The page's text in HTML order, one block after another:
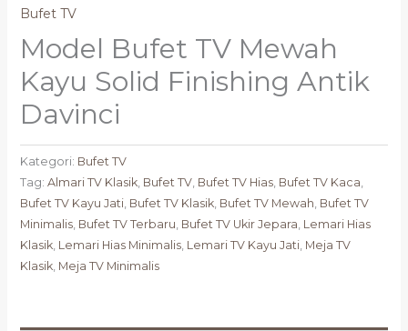
Bufet TV
Model Bufet TV Mewah
Kayu Solid Finishing Antik
Davinci
Kategori: Bufet TV
Tag: Almari TV Klasik, Bufet TV, Bufet TV Hias, Bufet TV Kaca,
Bufet TV Kayu Jati, Bufet TV Klasik, Bufet TV Mewah, Bufet TV
Minimalis, Bufet TV Terbaru, Bufet TV Ukir Jepara, Lemari Hias
Klasik, Lemari Hias Minimalis, Lemari TV Kayu Jati, Meja TV
Klasik, Meja TV Minimalis